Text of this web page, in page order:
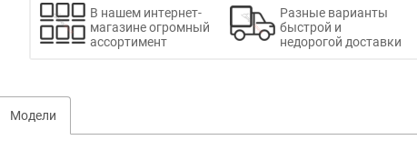
В нашем интернет-
магазине огромный
ассортимент
Разные варианты
быстрой и
недорогой доставки
Модели